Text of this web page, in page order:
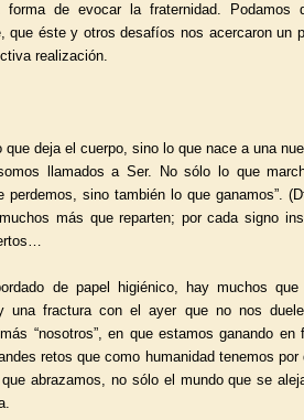
de evocar la fraternidad. Podamos
que éste y otros desafíos nos acercaron un
realización.
que deja el cuerpo, sino lo que nace a una
llamados a Ser. No sólo lo que
perdemos, sino también lo que ganamos”.
más que reparten; por cada signo
de papel higiénico, hay muchos
una fractura con el ayer que no nos
“nosotros”, en que estamos ganando
retos que como humanidad tenemos
abrazamos, no sólo el mundo que se